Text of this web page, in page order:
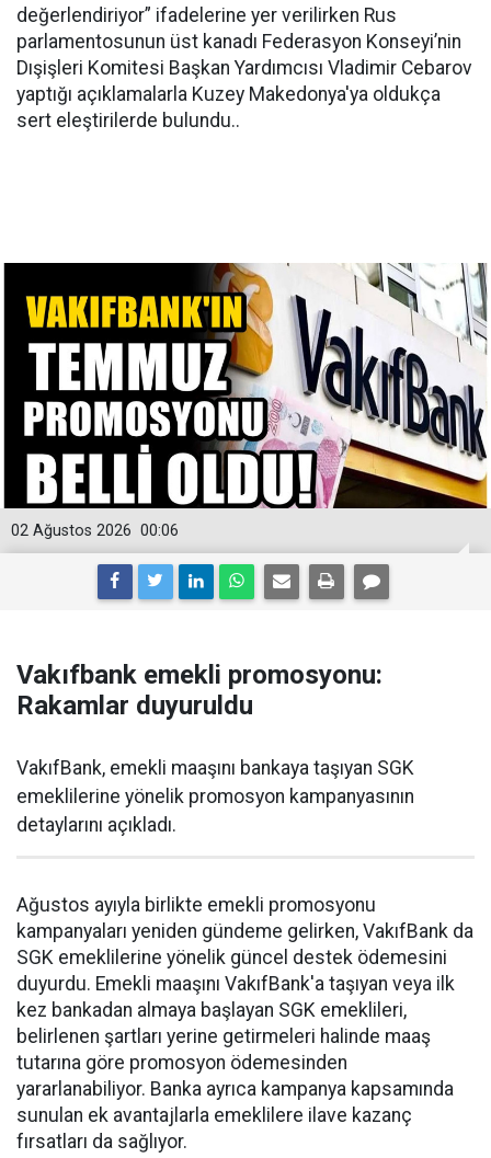
değerlendiriyor” ifadelerine yer verilirken Rus
parlamentosunun üst kanadı Federasyon Konseyi’nin
Dışişleri Komitesi Başkan Yardımcısı Vladimir Cebarov
yaptığı açıklamalarla Kuzey Makedonya'ya oldukça
sert eleştirilerde bulundu..
00:06
02 Ağustos 2026
Vakıfbank emekli promosyonu:
Rakamlar duyuruldu
VakıfBank, emekli maaşını bankaya taşıyan SGK
emeklilerine yönelik promosyon kampanyasının
detaylarını açıkladı.
Ağustos ayıyla birlikte emekli promosyonu
kampanyaları yeniden gündeme gelirken, VakıfBank da
SGK emeklilerine yönelik güncel destek ödemesini
duyurdu. Emekli maaşını VakıfBank'a taşıyan veya ilk
kez bankadan almaya başlayan SGK emeklileri,
belirlenen şartları yerine getirmeleri halinde maaş
tutarına göre promosyon ödemesinden
yararlanabiliyor. Banka ayrıca kampanya kapsamında
sunulan ek avantajlarla emeklilere ilave kazanç
fırsatları da sağlıyor.